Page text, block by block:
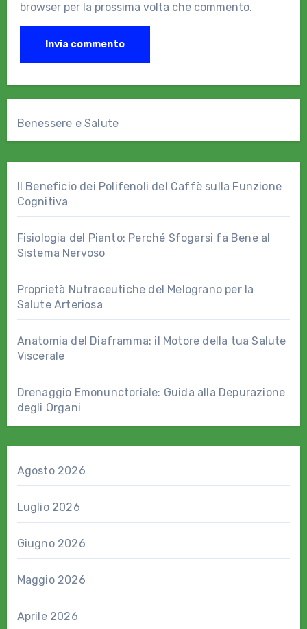
browser per la prossima volta che commento.
Benessere e Salute
Il Beneficio dei Polifenoli del Caffè sulla Funzione
Cognitiva
Fisiologia del Pianto: Perché Sfogarsi fa Bene al
Sistema Nervoso
Proprietà Nutraceutiche del Melograno per la
Salute Arteriosa
Anatomia del Diaframma: il Motore della tua Salute
Viscerale
Drenaggio Emonunctoriale: Guida alla Depurazione
degli Organi
Agosto 2026
Luglio 2026
Giugno 2026
Maggio 2026
Aprile 2026